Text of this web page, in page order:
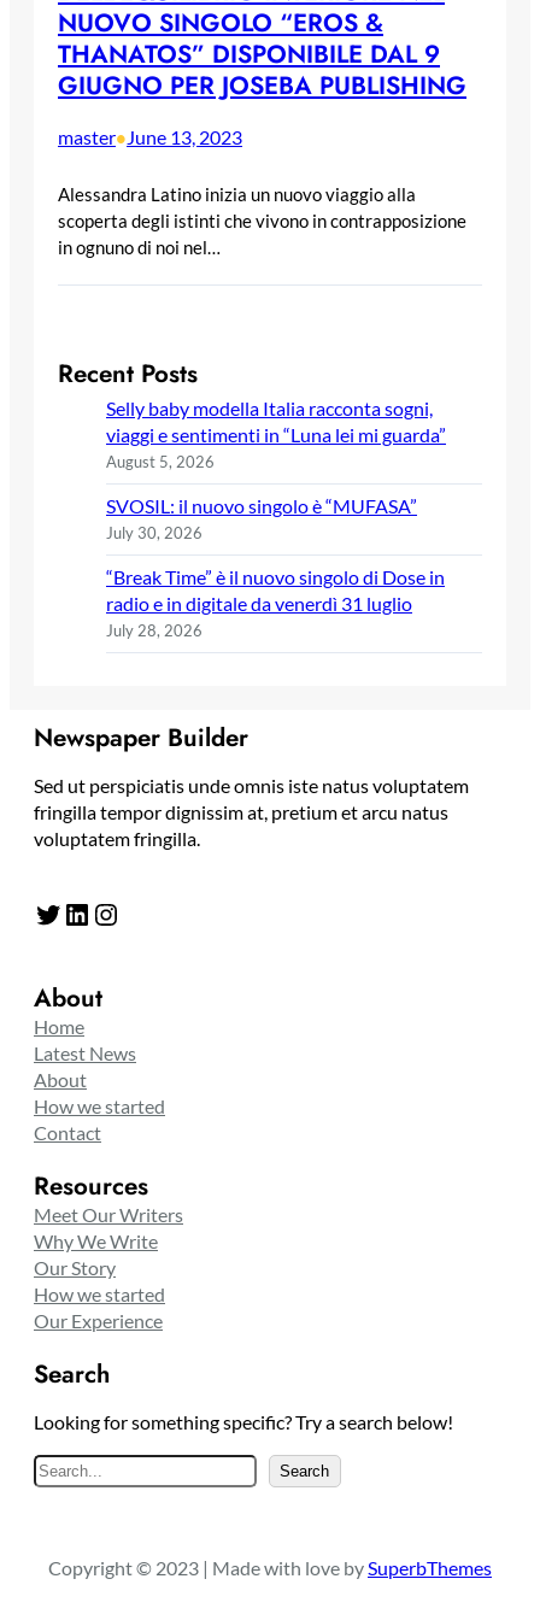
NUOVO SINGOLO “EROS &
THANATOS” DISPONIBILE DAL 9
GIUGNO PER JOSEBA PUBLISHING
master•June 13, 2023
Alessandra Latino inizia un nuovo viaggio alla
scoperta degli istinti che vivono in contrapposizione
in ognuno di noi nel…
Recent Posts
Selly baby modella Italia racconta sogni,
viaggi e sentimenti in “Luna lei mi guarda”
August 5, 2026
SVOSIL: il nuovo singolo è “MUFASA”
July 30, 2026
“Break Time” è il nuovo singolo di Dose in
radio e in digitale da venerdì 31 luglio
July 28, 2026
Newspaper Builder
Sed ut perspiciatis unde omnis iste natus voluptatem
fringilla tempor dignissim at, pretium et arcu natus
voluptatem fringilla.
Twitter LinkedIn Instagram
About
Home
Latest News
About
How we started
Contact
Resources
Meet Our Writers
Why We Write
Our Story
How we started
Our Experience
Search
Looking for something specific? Try a search below!
e
c
Search
Copyright © 2023 | Made with love bySuperbThemes